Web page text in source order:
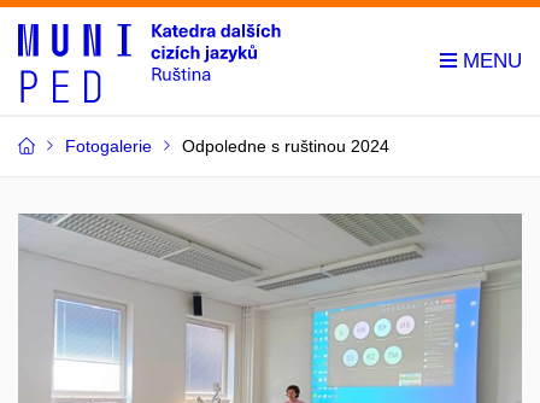
Fotogalerie Odpoledne s ruštinou 2024